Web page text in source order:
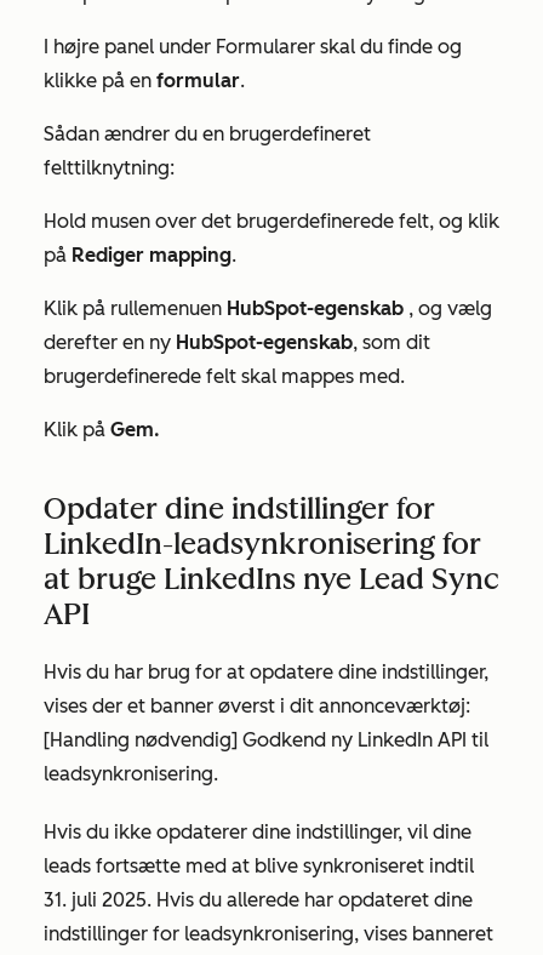
I højre panel under Formularer skal du finde og
klikke på en formular.
Sådan ændrer du en brugerdefineret
felttilknytning:
Hold musen over det brugerdefinerede felt, og klik
på Rediger mapping.
Klik på rullemenuen HubSpot-egenskab , og vælg
derefter en ny HubSpot-egenskab, som dit
brugerdefinerede felt skal mappes med.
Klik på Gem.
Opdater dine indstillinger for
LinkedIn-leadsynkronisering for
at bruge LinkedIns nye Lead Sync
API
Hvis du har brug for at opdatere dine indstillinger,
vises der et banner øverst i dit annonceværktøj:
[Handling nødvendig] Godkend ny LinkedIn API til
leadsynkronisering.
Hvis du ikke opdaterer dine indstillinger, vil dine
leads fortsætte med at blive synkroniseret indtil
31. juli 2025. Hvis du allerede har opdateret dine
indstillinger for leadsynkronisering, vises banneret